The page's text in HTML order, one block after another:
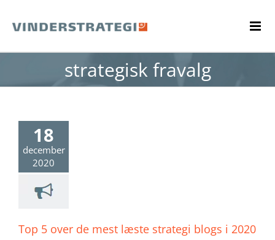
content
strategisk fravalg
18
december
2020
Top 5 over de mest læste strategi blogs i 2020